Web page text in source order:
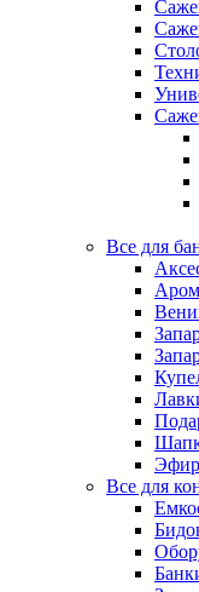
Все для
Все для